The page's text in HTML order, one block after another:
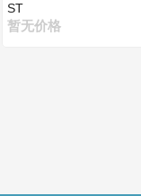
ST
暂无价格